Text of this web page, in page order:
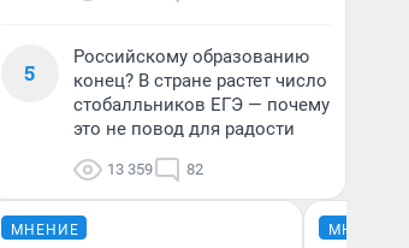
5
Российскому образованию
конец? В стране растет число
стобалльников ЕГЭ — почему
это не повод для радости
13 359 82
МНЕНИЕ МНЕНИЕ